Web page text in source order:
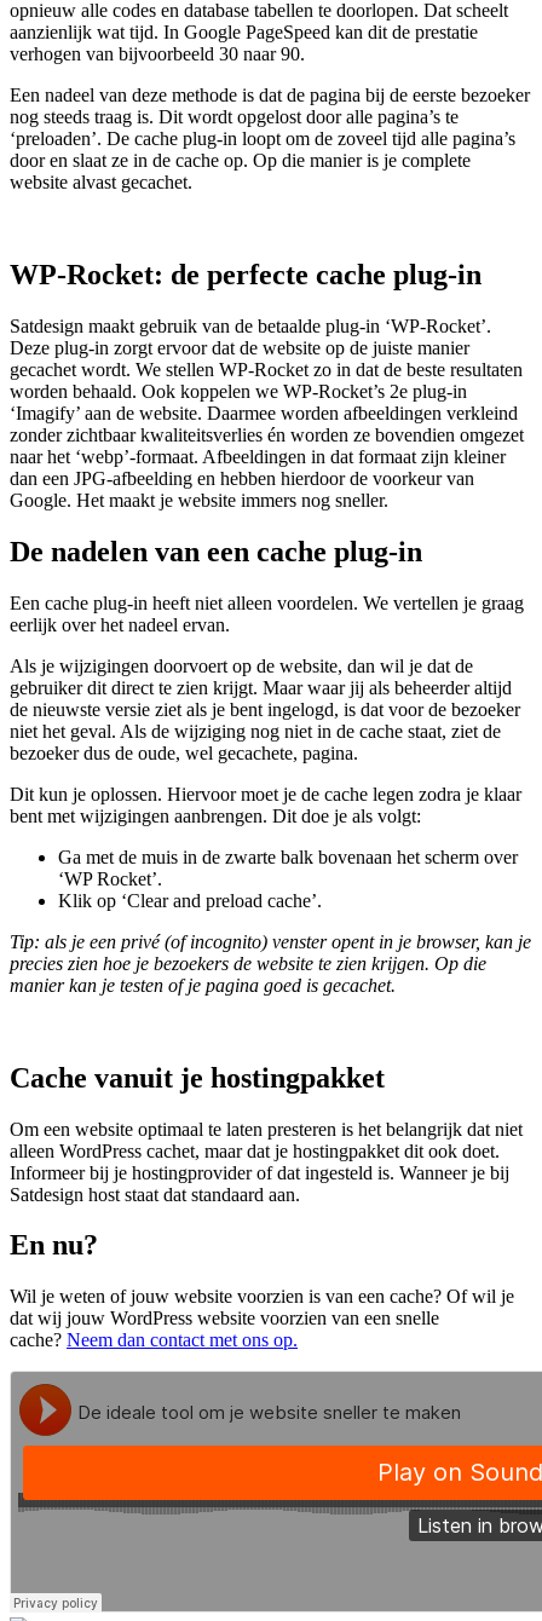
opnieuw alle codes en database tabellen te doorlopen. Dat scheelt
aanzienlijk wat tijd. In Google PageSpeed kan dit de prestatie
verhogen van bijvoorbeeld 30 naar 90.
Een nadeel van deze methode is dat de pagina bij de eerste bezoeker
nog steeds traag is. Dit wordt opgelost door alle pagina’s te
‘preloaden’. De cache plug-in loopt om de zoveel tijd alle pagina’s
door en slaat ze in de cache op. Op die manier is je complete
website alvast gecachet.
WP-Rocket: de perfecte cache plug-in
Satdesign maakt gebruik van de betaalde plug-in ‘WP-Rocket’.
Deze plug-in zorgt ervoor dat de website op de juiste manier
gecachet wordt. We stellen WP-Rocket zo in dat de beste resultaten
worden behaald. Ook koppelen we WP-Rocket’s 2e plug-in
‘Imagify’ aan de website. Daarmee worden afbeeldingen verkleind
zonder zichtbaar kwaliteitsverlies én worden ze bovendien omgezet
naar het ‘webp’-formaat. Afbeeldingen in dat formaat zijn kleiner
dan een JPG-afbeelding en hebben hierdoor de voorkeur van
Google. Het maakt je website immers nog sneller.
De nadelen van een cache plug-in
Een cache plug-in heeft niet alleen voordelen. We vertellen je graag
eerlijk over het nadeel ervan.
Als je wijzigingen doorvoert op de website, dan wil je dat de
gebruiker dit direct te zien krijgt. Maar waar jij als beheerder altijd
de nieuwste versie ziet als je bent ingelogd, is dat voor de bezoeker
niet het geval. Als de wijziging nog niet in de cache staat, ziet de
bezoeker dus de oude, wel gecachete, pagina.
Dit kun je oplossen. Hiervoor moet je de cache legen zodra je klaar
bent met wijzigingen aanbrengen. Dit doe je als volgt:
Ga met de muis in de zwarte balk bovenaan het scherm over
‘WP Rocket’.
Klik op ‘Clear and preload cache’.
Tip: als je een privé (of incognito) venster opent in je browser, kan je
precies zien hoe je bezoekers de website te zien krijgen. Op die
manier kan je testen of je pagina goed is gecachet.
Cache vanuit je hostingpakket
Om een website optimaal te laten presteren is het belangrijk dat niet
alleen WordPress cachet, maar dat je hostingpakket dit ook doet.
Informeer bij je hostingprovider of dat ingesteld is. Wanneer je bij
Satdesign host staat dat standaard aan.
En nu?
Wil je weten of jouw website voorzien is van een cache? Of wil je
dat wij jouw WordPress website voorzien van een snelle
cache? Neem dan contact met ons op.